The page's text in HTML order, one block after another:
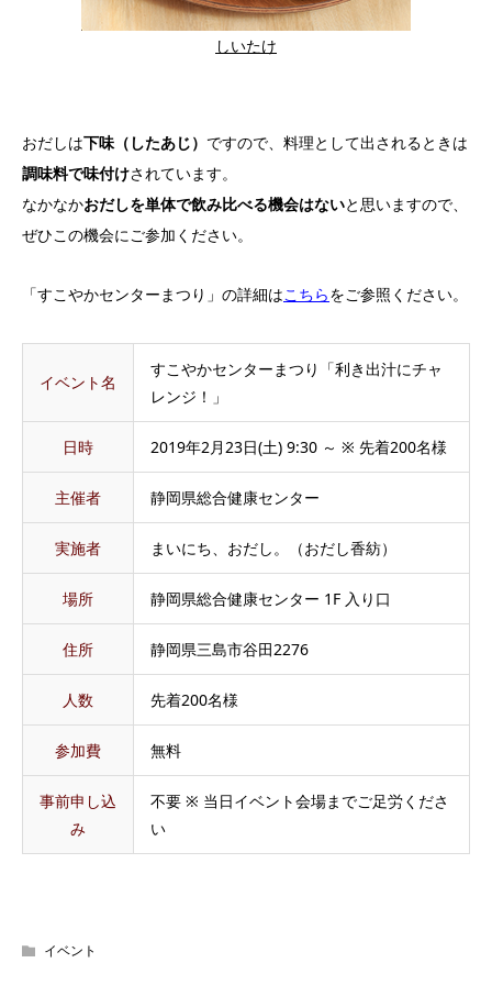
しいたけ
おだしは下味（したあじ） ですので、料理として出されるときは
調味料で味付けされています。
なかなかおだしを単体で飲み比べる機会はないと思いますので、
ぜひこの機会にご参加ください。
「すこやかセンターまつり」の詳細はこちらをご参照ください。
イベント名
すこやかセンターまつり「利き出汁にチャ
レンジ！」
日時 2019年2月23日(土) 9:30 ～ ※ 先着200名様
主催者 静岡県総合健康センター
実施者 まいにち、おだし。（おだし香紡）
場所 静岡県総合健康センター 1F 入り口
住所 静岡県三島市谷田2276
人数 先着200名様
参加費 無料
事前申し込
み
不要 ※ 当日イベント会場までご足労くださ
い
イベント